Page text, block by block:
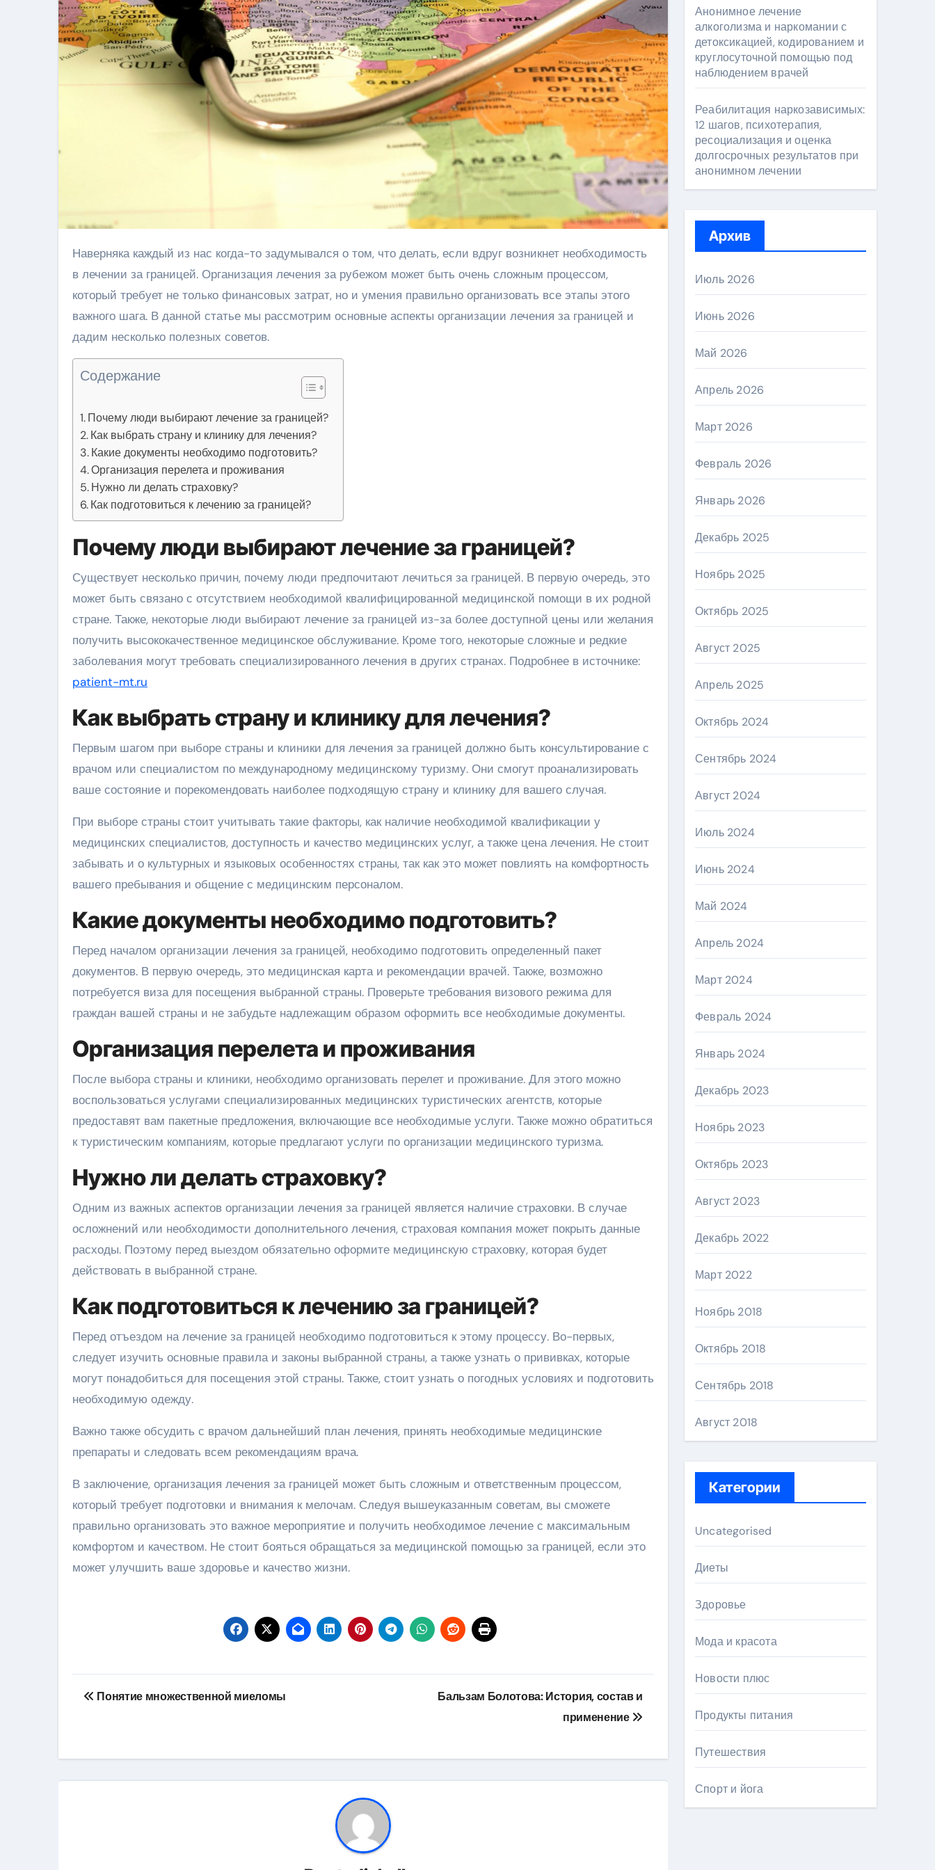
Наверняка каждый из нас когда-то задумывался о том, что делать, если вдруг возникнет необходимость
в лечении за границей. Организация лечения за рубежом может быть очень сложным процессом,
который требует не только финансовых затрат, но и умения правильно организовать все этапы этого
важного шага. В данной статье мы рассмотрим основные аспекты организации лечения за границей и
дадим несколько полезных советов.
Содержание
Почему люди выбирают лечение за границей?
Как выбрать страну и клинику для лечения?
Какие документы необходимо подготовить?
Организация перелета и проживания
Нужно ли делать страховку?
Как подготовиться к лечению за границей?
Почему люди выбирают лечение за границей?
Существует несколько причин, почему люди предпочитают лечиться за границей. В первую очередь, это
может быть связано с отсутствием необходимой квалифицированной медицинской помощи в их родной
стране. Также, некоторые люди выбирают лечение за границей из-за более доступной цены или желания
получить высококачественное медицинское обслуживание. Кроме того, некоторые сложные и редкие
заболевания могут требовать специализированного лечения в других странах. Подробнее в источнике:
patient-mt.ru
Как выбрать страну и клинику для лечения?
Первым шагом при выборе страны и клиники для лечения за границей должно быть консультирование с
врачом или специалистом по международному медицинскому туризму. Они смогут проанализировать
ваше состояние и порекомендовать наиболее подходящую страну и клинику для вашего случая.
При выборе страны стоит учитывать такие факторы, как наличие необходимой квалификации у
медицинских специалистов, доступность и качество медицинских услуг, а также цена лечения. Не стоит
забывать и о культурных и языковых особенностях страны, так как это может повлиять на комфортность
вашего пребывания и общение с медицинским персоналом.
Какие документы необходимо подготовить?
Перед началом организации лечения за границей, необходимо подготовить определенный пакет
документов. В первую очередь, это медицинская карта и рекомендации врачей. Также, возможно
потребуется виза для посещения выбранной страны. Проверьте требования визового режима для
граждан вашей страны и не забудьте надлежащим образом оформить все необходимые документы.
Организация перелета и проживания
После выбора страны и клиники, необходимо организовать перелет и проживание. Для этого можно
воспользоваться услугами специализированных медицинских туристических агентств, которые
предоставят вам пакетные предложения, включающие все необходимые услуги. Также можно обратиться
к туристическим компаниям, которые предлагают услуги по организации медицинского туризма.
Нужно ли делать страховку?
Одним из важных аспектов организации лечения за границей является наличие страховки. В случае
осложнений или необходимости дополнительного лечения, страховая компания может покрыть данные
расходы. Поэтому перед выездом обязательно оформите медицинскую страховку, которая будет
действовать в выбранной стране.
Как подготовиться к лечению за границей?
Перед отъездом на лечение за границей необходимо подготовиться к этому процессу. Во-первых,
следует изучить основные правила и законы выбранной страны, а также узнать о прививках, которые
могут понадобиться для посещения этой страны. Также, стоит узнать о погодных условиях и подготовить
необходимую одежду.
Важно также обсудить с врачом дальнейший план лечения, принять необходимые медицинские
препараты и следовать всем рекомендациям врача.
В заключение, организация лечения за границей может быть сложным и ответственным процессом,
который требует подготовки и внимания к мелочам. Следуя вышеуказанным советам, вы сможете
правильно организовать это важное мероприятие и получить необходимое лечение с максимальным
комфортом и качеством. Не стоит бояться обращаться за медицинской помощью за границей, если это
может улучшить ваше здоровье и качество жизни.
Навигация
Понятие множественной миеломы
Бальзам Болотова: История, состав и
применение
Анонимное лечение
алкоголизма и наркомании с
детоксикацией, кодированием и
круглосуточной помощью под
наблюдением врачей
Реабилитация наркозависимых:
12 шагов, психотерапия,
ресоциализация и оценка
долгосрочных результатов при
анонимном лечении
Архив
Июль 2026
Июнь 2026
Май 2026
Апрель 2026
Март 2026
Февраль 2026
Январь 2026
Декабрь 2025
Ноябрь 2025
Октябрь 2025
Август 2025
Апрель 2025
Октябрь 2024
Сентябрь 2024
Август 2024
Июль 2024
Июнь 2024
Май 2024
Апрель 2024
Март 2024
Февраль 2024
Январь 2024
Декабрь 2023
Ноябрь 2023
Октябрь 2023
Август 2023
Декабрь 2022
Март 2022
Ноябрь 2018
Октябрь 2018
Сентябрь 2018
Август 2018
Категории
Uncategorised
Диеты
Здоровье
Мода и красота
Новости плюс
Продукты питания
Путешествия
Спорт и йога